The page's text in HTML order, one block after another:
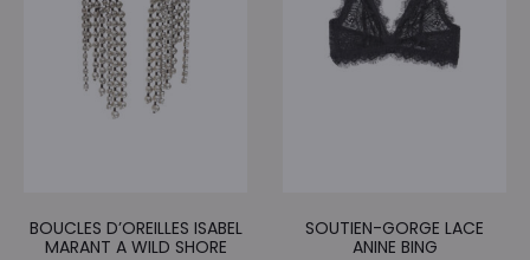
BOUCLES D’OREILLES ISABEL
MARANT A WILD SHORE
SOUTIEN-GORGE LACE
ANINE BING